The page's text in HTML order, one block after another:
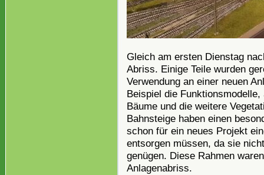
Gleich am ersten Dienstag
Abriss. Einige Teile wurden
Verwendung an einer neuen
Beispiel die
Bäume und die weitere
Bahnsteige haben einen
schon für ein neues Projekt
entsorgen müssen, da sie
genügen. Diese Rahmen
Anlagenabriss.